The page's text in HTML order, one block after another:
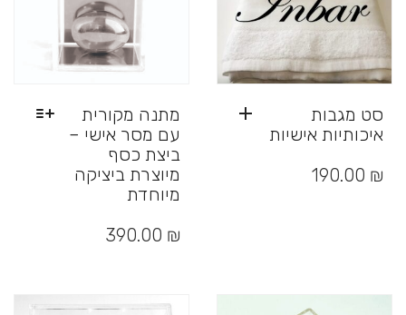
מתנה מקורית
עם מסר אישי –
ביצת כסף
מיוצרת ביציקה
מיוחדת
זה
ניתן
390.00 ₪
סט מגבות
איכותיות אישיות
190.00 ₪